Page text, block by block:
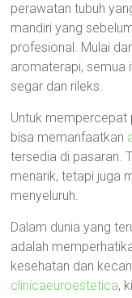
perawatan tubuh
mandiri yang
profesional. Mulai
aromaterapi, semua
segar dan rileks.
Untuk mempercepat
bisa memanfaatkan
tersedia di pasaran.
menarik, tetapi juga
menyeluruh.
Dalam dunia yang
adalah
kesehatan dan
clinicaeuroestetica,